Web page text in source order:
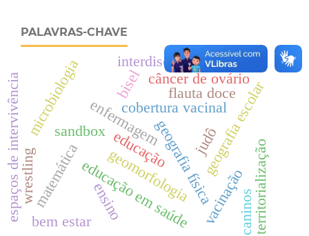
PALAVRAS-CHAVE
geografia física
geomorfologiageografia escolar
sandbox
cobertura vacinal
educação em saúde
enfermagem
vacinação
microbiologia
ensino
bisel flauta doce
matemática
espaços de intervivência territorialização
bem estar
câncer de ovário
educação judô
wrestling
interdisciplinaridade
caninos